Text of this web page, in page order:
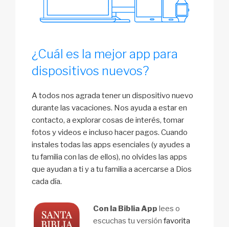
¿Cuál es la mejor app para
dispositivos nuevos?
A todos nos agrada tener un dispositivo nuevo
durante las vacaciones. Nos ayuda a estar en
contacto, a explorar cosas de interés, tomar
fotos y videos e incluso hacer pagos. Cuando
instales todas las apps esenciales (y ayudes a
tu familia con las de ellos), no olvides las apps
que ayudan a ti y a tu familia a acercarse a Dios
cada día.
Con la Biblia App lees o
escuchas tu versión favorita